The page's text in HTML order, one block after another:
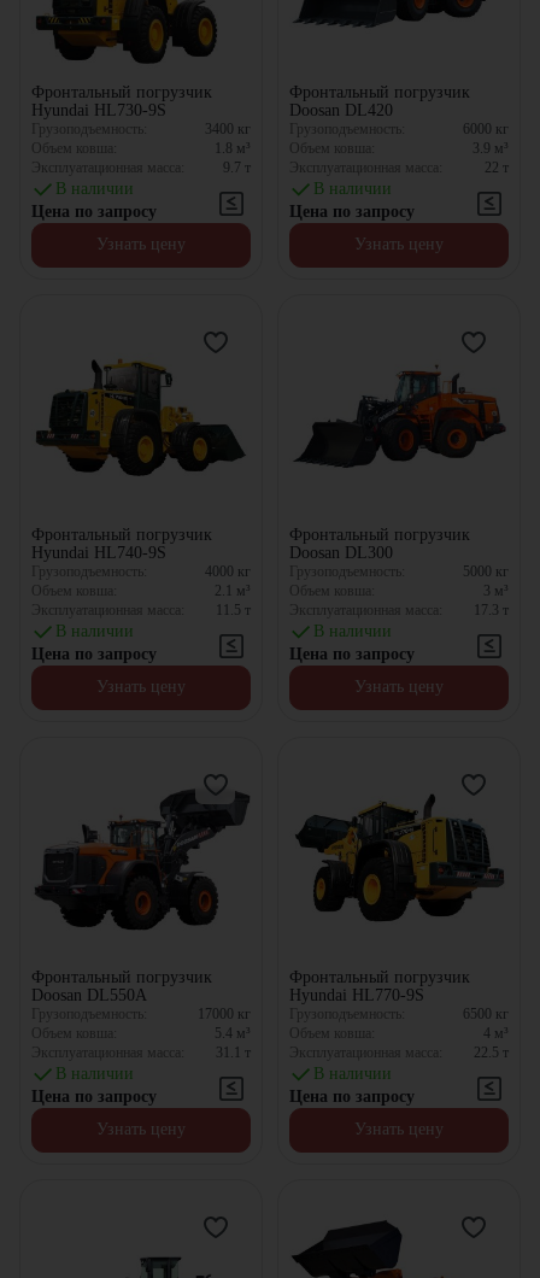
Фронтальный погрузчик
Hyundai HL730-9S
Грузоподъемность: 3400 кг
Объем ковша:
1.8 м³
Эксплуатационная масса:
9.7 т
В наличии
Цена по запросу
Узнать цену
Фронтальный погрузчик
Doosan DL420
Грузоподъемность: 6000 кг
Объем ковша:
3.9 м³
Эксплуатационная масса:
22 т
В наличии
Цена по запросу
Узнать цену
Фронтальный погрузчик
Hyundai HL740-9S
Грузоподъемность: 4000 кг
Объем ковша:
2.1 м³
Эксплуатационная масса:
11.5 т
В наличии
Цена по запросу
Узнать цену
Фронтальный погрузчик
Doosan DL300
Грузоподъемность: 5000 кг
Объем ковша:
3 м³
Эксплуатационная масса:
17.3 т
В наличии
Цена по запросу
Узнать цену
Фронтальный погрузчик
Doosan DL550A
Грузоподъемность: 17000 кг
Объем ковша:
5.4 м³
Эксплуатационная масса:
31.1 т
В наличии
Цена по запросу
Узнать цену
Фронтальный погрузчик
Hyundai HL770-9S
Грузоподъемность: 6500 кг
Объем ковша:
4 м³
Эксплуатационная масса:
22.5 т
В наличии
Цена по запросу
Узнать цену